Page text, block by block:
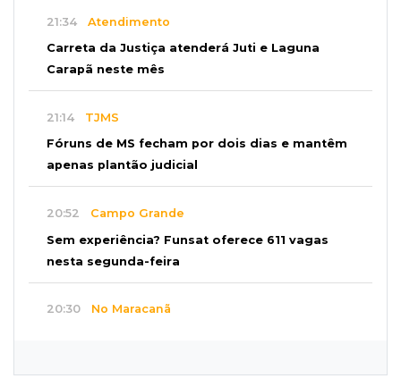
21:34 Atendimento
Carreta da Justiça atenderá Juti e Laguna
Carapã neste mês
21:14 TJMS
Fóruns de MS fecham por dois dias e mantêm
apenas plantão judicial
20:52 Campo Grande
Sem experiência? Funsat oferece 611 vagas
nesta segunda-feira
20:30 No Maracanã